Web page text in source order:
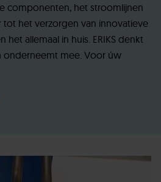
componenten, het stroomlijnen
het verzorgen van innovatieve
het allemaal in huis. ERIKS denkt
onderneemt mee. Voor úw